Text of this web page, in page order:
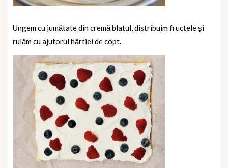
Ungem cu jumătate din cremă blatul, distribuim fructele și
rulăm cu ajutorul hârtiei de copt.